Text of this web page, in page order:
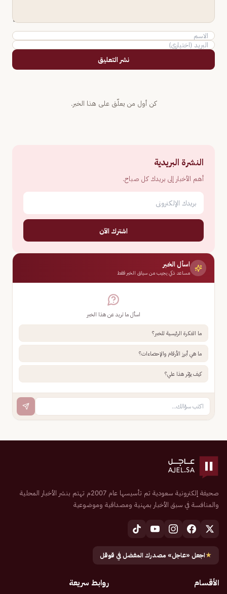
نشر التعليق
كن أول من يعلّق على هذا الخبر.
النشرة البريدية
أهم الأخبار إلى بريدك كل صباح.
اشترك الآن
اسأل الخبر
مساعد ذكي يجيب من سياق الخبر فقط
اسأل ما تريد عن هذا الخبر
ما الفكرة الرئيسية للخبر؟
ما هي أبرز الأرقام والإحصاءات؟
كيف يؤثر هذا علي؟
صحيفة إلكترونية سعودية تم تأسيسها عام 2007م تهتم بنشر الأخبار المحلية
والمنافسة في سبق الأخبار بمهنية ومصداقية وموضوعية
★اجعل «عاجل» مصدرك المفضل في قوقل
الأقسام روابط سريعة